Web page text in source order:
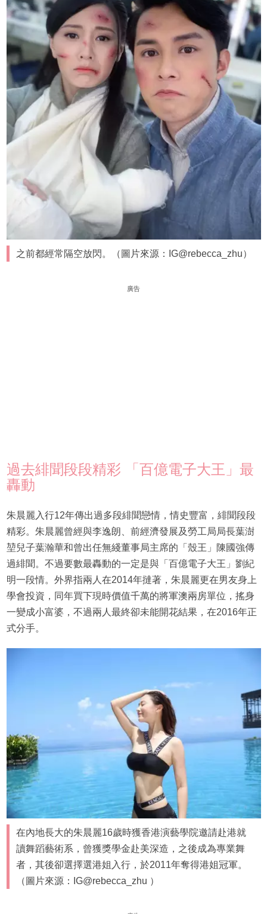
之前都經常隔空放閃。（圖片來源：IG@rebecca_zhu）
廣告
過去緋聞段段精彩 「百億電子大王」最
轟動
朱晨麗入行12年傳出過多段緋聞戀情，情史豐富，緋聞段段
精彩。朱晨麗曾經與李逸朗、前經濟發展及勞工局局長葉澍
堃兒子葉瀚華和曾出任無綫董事局主席的「殼王」陳國強傳
過緋聞。不過要數最轟動的一定是與「百億電子大王」劉紀
明一段情。外界指兩人在2014年撻著，朱晨麗更在男友身上
學會投資，同年買下現時價值千萬的將軍澳兩房單位，搖身
一變成小富婆，不過兩人最終卻未能開花結果，在2016年正
式分手。
在內地長大的朱晨麗16歲時獲香港演藝學院邀請赴港就
讀舞蹈藝術系，曾獲獎學金赴美深造，之後成為專業舞
者，其後卻選擇選港姐入行，於2011年奪得港姐冠軍。
（圖片來源：IG@rebecca_zhu ）